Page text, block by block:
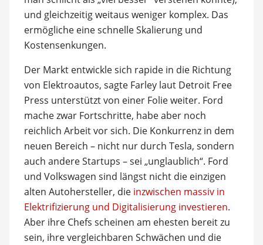
und gleichzeitig weitaus weniger komplex. Das
ermögliche eine schnelle Skalierung und
Kostensenkungen.
Der Markt entwickle sich rapide in die Richtung
von Elektroautos, sagte Farley laut Detroit Free
Press unterstützt von einer Folie weiter. Ford
mache zwar Fortschritte, habe aber noch
reichlich Arbeit vor sich. Die Konkurrenz in dem
neuen Bereich – nicht nur durch Tesla, sondern
auch andere Startups – sei „unglaublich“. Ford
und Volkswagen sind längst nicht die einzigen
alten Autohersteller, die inzwischen massiv in
Elektrifizierung und Digitalisierung investieren.
Aber ihre Chefs scheinen am ehesten bereit zu
sein, ihre vergleichbaren Schwächen und die